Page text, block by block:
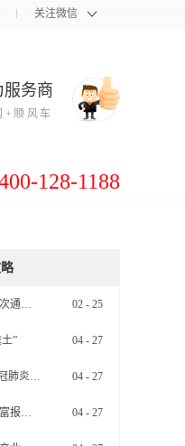
关注微信
服务商
+顺风车
128-1188
英国企业维珍轨道首次通过飞机+火箭成功将10颗小卫星送入太空 02 - 25
” 04 - 27
“互联网女皇”分析新冠肺炎疫情将带来经济娱乐行业洗牌 04 - 27
西南财大发布家庭财富报告：“报复性消费”不太可能 04 - 27